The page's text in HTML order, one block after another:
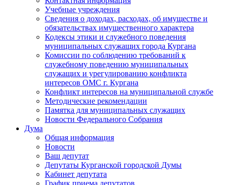
Учебные учреждения
Сведения о доходах, расходах, об имуществе и
обязательствах имущественного характера
Кодексы этики и служебного поведения
муниципальных служащих города Кургана
Комиссии по соблюдению требований к
служебному поведению муниципальных
служащих и урегулированию конфликта
интересов ОМС г. Кургана
Конфликт интересов на муниципальной службе
Методические рекомендации
Памятка для муниципальных служащих
Новости Федерального Cобрания
Дума
Общая информация
Новости
Ваш депутат
Депутаты Курганской городской Думы
Кабинет депутата
График приема депутатов